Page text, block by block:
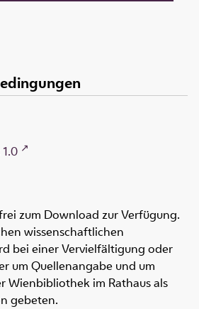
zum Download zur Verfügung.
wissenschaftlichen
bei einer Vervielfältigung oder
um Quellenangabe und um
Wienbibliothek im Rathaus als
gebeten.